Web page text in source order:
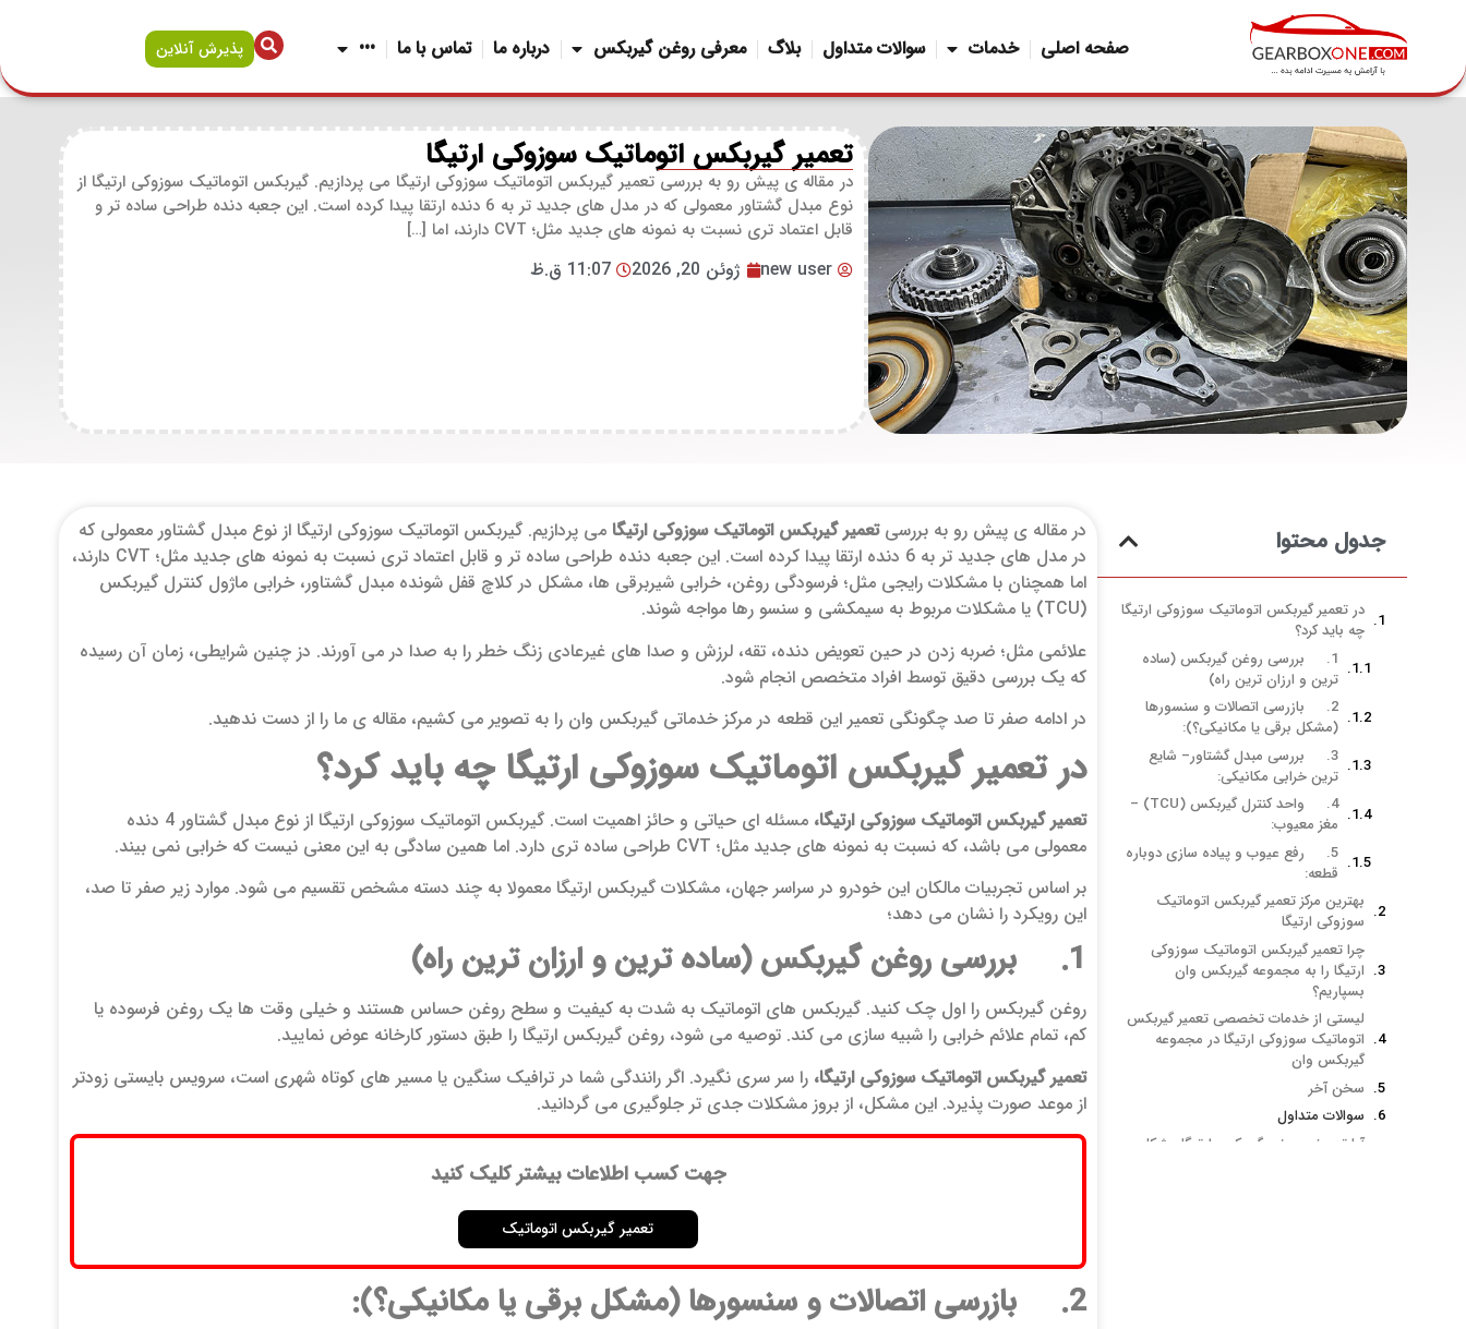
صفحه اصلی خدمات سوالات متداول بلاگ معرفی روغن گیربکس درباره ما تماس با ما ••• پذیرش آنلاین
تعمیر گیربکس اتوماتیک سوزوکی ارتیگا
در مقاله ی پیش رو به بررسی تعمیر گیربکس اتوماتیک سوزوکی ارتیگا می پردازیم. گیربکس اتوماتیک سوزوکی ارتیگا از
نوع مبدل گشتاور معمولی که در مدل های جدید تر به 6 دنده ارتقا پیدا کرده است. این جعبه دنده طراحی ساده تر و
قابل اعتماد تری نسبت به نمونه های جدید مثل؛ CVT دارند، اما […]
new user ژوئن 20, 2026 11:07 ق.ظ
جدول محتوا
در تعمیر گیربکس اتوماتیک سوزوکی ارتیگا
چه باید کرد؟
1. بررسی روغن گیربکس (ساده
ترین و ارزان ترین راه)
2. بازرسی اتصالات و سنسورها
(مشکل برقی یا مکانیکی؟):
3. بررسی مبدل گشتاور– شایع
ترین خرابی مکانیکی:
4. واحد کنترل گیربکس (TCU) –
مغز معیوب:
5. رفع عیوب و پیاده سازی دوباره
قطعه:
بهترین مرکز تعمیر گیربکس اتوماتیک
سوزوکی ارتیگا
چرا تعمیر گیربکس اتوماتیک سوزوکی
ارتیگا را به مجموعه گیربکس وان
بسپاریم؟
لیستی از خدمات تخصصی تعمیر گیربکس
اتوماتیک سوزوکی ارتیگا در مجموعه
گیربکس وان
سخن آخر
سوالات متداول
آیا تعویض روغن گیربکس ارتیگا مشکل
در مقاله ی پیش رو به بررسیتعمیر گیربکس اتوماتیک سوزوکی ارتیگا می پردازیم. گیربکس اتوماتیک سوزوکی ارتیگا از نوع مبدل گشتاور معمولی که
در مدل های جدید تر به 6 دنده ارتقا پیدا کرده است. این جعبه دنده طراحی ساده تر و قابل اعتماد تری نسبت به نمونه های جدید مثل؛ CVT دارند،
اما همچنان با مشکلات رایجی مثل؛ فرسودگی روغن، خرابی شیربرقی ها، مشکل در کلاچ قفل شونده مبدل گشتاور، خرابی ماژول کنترل گیربکس
(TCU) یا مشکلات مربوط به سیمکشی و سنسو رها مواجه شوند.
علائمی مثل؛ ضربه زدن در حین تعویض دنده، تقه، لرزش و صدا های غیرعادی زنگ خطر را به صدا در می آورند. دز چنین شرایطی، زمان آن رسیده
که یک بررسی دقیق توسط افراد متخصص انجام شود.
در ادامه صفر تا صد چگونگی تعمیر این قطعه در مرکز خدماتی گیربکس وان را به تصویر می کشیم، مقاله ی ما را از دست ندهید.
در تعمیر گیربکس اتوماتیک سوزوکی ارتیگا چه باید کرد؟
تعمیر گیربکس اتوماتیک سوزوکی ارتیگا،
مسئله ای حیاتی و حائز اهمیت است. گیربکس اتوماتیک سوزوکی ارتیگا از نوع مبدل گشتاور 4 دنده
معمولی می باشد، که نسبت به نمونه های جدید مثل؛ CVT طراحی ساده تری دارد. اما همین سادگی به این معنی نیست که خرابی نمی بیند.
بر اساس تجربیات مالکان این خودرو در سراسر جهان، مشکلات گیربکس ارتیگا معمولا به چند دسته مشخص تقسیم می شود. موارد زیر صفر تا صد،
این رویکرد را نشان می دهد؛
1. بررسی روغن گیربکس (ساده ترین و ارزان ترین راه)
روغن گیربکس را اول چک کنید. گیربکس های اتوماتیک به شدت به کیفیت و سطح روغن حساس هستند و خیلی وقت ها یک روغن فرسوده یا
کم، تمام علائم خرابی را شبیه سازی می کند. توصیه می شود، روغن گیربکس ارتیگا را طبق دستور کارخانه عوض نمایید.
تعمیر گیربکس اتوماتیک سوزوکی ارتیگا،را سر سری نگیرد. اگر رانندگی شما در ترافیک سنگین یا مسیر های کوتاه شهری است، سرویس بایستی زودتر
از موعد صورت پذیرد. این مشکل، از بروز مشکلات جدی تر جلوگیری می گردانید.
جهت کسب اطلاعات بیشتر کلیک کنید
تعمیر گیربکس اتوماتیک
2. بازرسی اتصالات و سنسورها (مشکل برقی یا مکانیکی؟):